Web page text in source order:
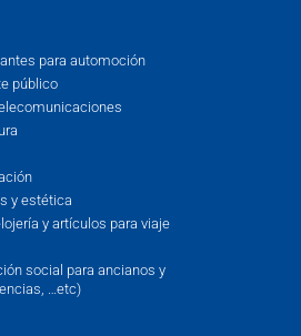
para automoción
público
y estética
y artículos para viaje
social para ancianos y
…etc)